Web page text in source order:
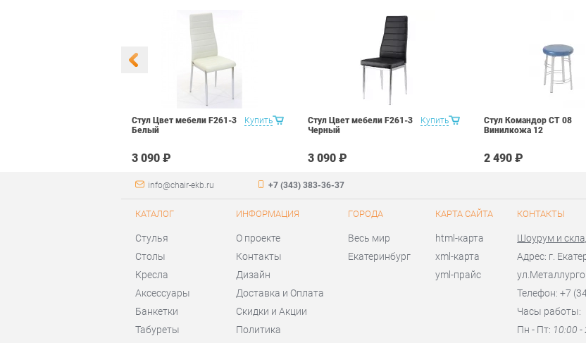
Купить
Стул Цвет мебели F261-3
Белый
3 090 ₽
Купить
Стул Цвет мебели F261-3
Черный
3 090 ₽
Стул Командор СТ 08
Винилкожа 12
2 490 ₽
info@chair-ekb.ru +7 (343) 383-36-37
КАТАЛОГ
Стулья
Столы
Кресла
Аксессуары
Банкетки
Табуреты
ИНФОРМАЦИЯ
О проекте
Контакты
Дизайн
Доставка и Оплата
Скидки и Акции
Политика
ГОРОДА
Весь мир
Екатеринбург
КАРТА САЙТА
html-карта
xml-карта
yml-прайс
КОНТАКТЫ
Шоурум и
Адрес: г.
Телефон: +7
Часы работы:
Пн - Пт: 10:00 -